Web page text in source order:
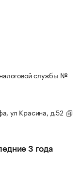
службы №
ул Красина, д.52
3 года